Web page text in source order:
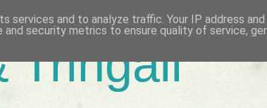
Tringali
services and to analyze traffic. Your IP address
security metrics to ensure quality of service,